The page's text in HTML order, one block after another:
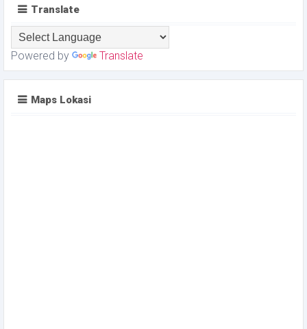
Translate
Powered by Translate
Maps Lokasi